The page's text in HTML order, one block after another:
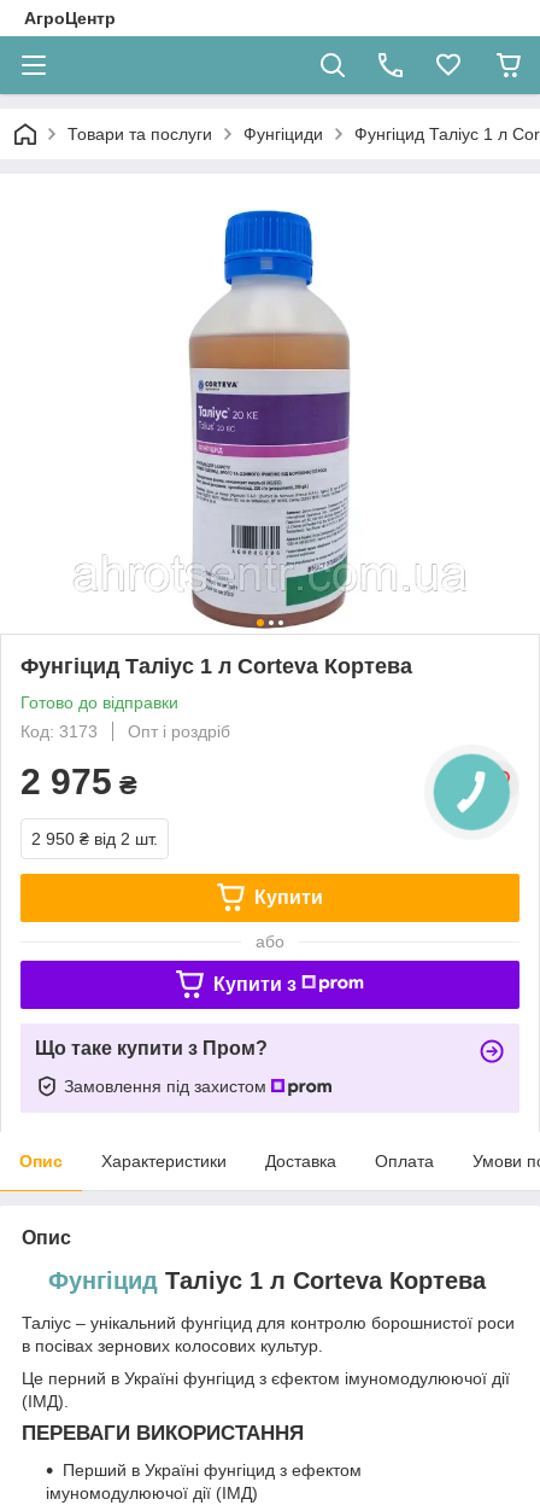
АгроЦентр
Товари та послуги Фунгіциди Фунгіцид Таліус 1 л
Фунгіцид Таліус 1 л Corteva Кортева
Готово до відправки
Код: 3173
Опт і роздріб
2 975 ₴
2 950 ₴ від 2 шт.
Купити
або
Купити з
Що таке купити з Пром?
Замовлення під захистом
Опис Характеристики Доставка Оплата Умови
Опис
ФунгіцидТаліус 1 л Corteva Кортева
Таліус – унікальний фунгіцид для контролю борошнистої роси
в посівах зернових колосових культур.
Це перний в Україні фунгіцид з єфектом імуномодулюючої дії
(ІМД).
ПЕРЕВАГИ ВИКОРИСТАННЯ
Перший в Україні фунгіцид з ефектом
імуномодулюючої дії (ІМД)